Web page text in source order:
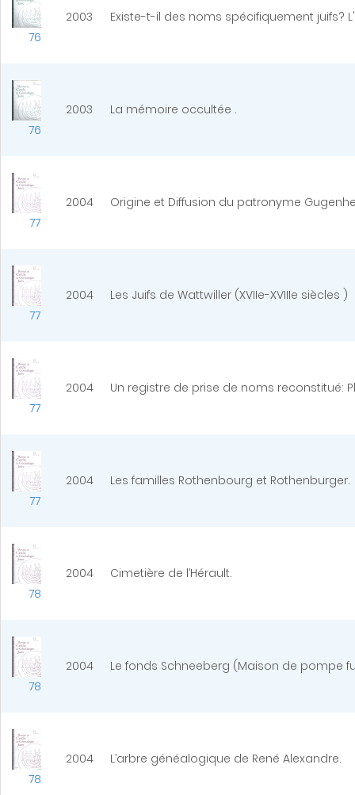
76
2003 Existe-t-il des noms spécifiquement juifs?
76
2003 La mémoire occultée .
77
2004 Origine et Diffusion du patronyme
77
2004 Les Juifs de Wattwiller (XVIIe-XVIIIe siècles )
77
2004 Un registre de prise de noms reconstitué:
77
2004 Les familles Rothenbourg et Rothenburger.
78
2004 Cimetière de l’Hérault.
78
2004 Le fonds Schneeberg (Maison de pompe
78
2004 L’arbre généalogique de René Alexandre.